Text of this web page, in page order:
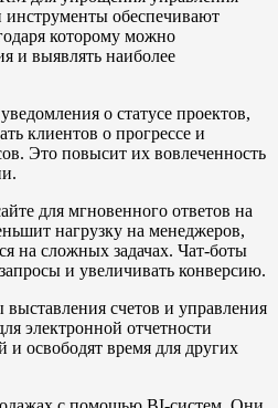
обеспечивают
которому можно
и выявлять наиболее
о статусе проектов,
клиентов о прогрессе и
Это повысит их вовлеченность
для мгновенного ответов на
нагрузку на менеджеров,
на сложных задачах. Чат-боты
и увеличивать конверсию.
счетов и управления
электронной отчетности
и освободят время для других